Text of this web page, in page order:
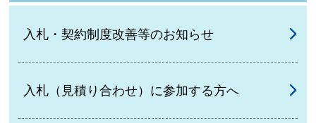
入札・契約制度改善等のお知らせ
入札（見積り合わせ）に参加する方へ